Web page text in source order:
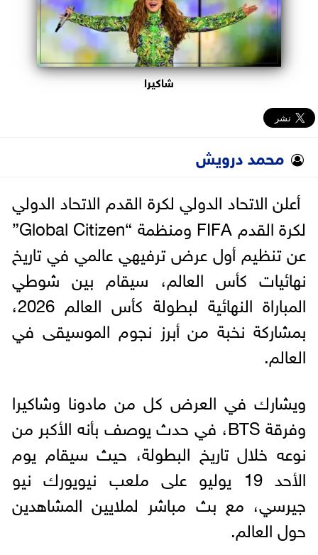
شاكيرا
محمد درويش
أعلن الاتحاد الدولي لكرة القدم الاتحاد الدولي
لكرة القدم FIFA ومنظمة “Global Citizen”
عن تنظيم أول عرض ترفيهي عالمي في تاريخ
نهائيات كأس العالم، سيقام بين شوطي
المباراة النهائية لبطولة كأس العالم 2026،
بمشاركة نخبة من أبرز نجوم الموسيقى في
العالم.
ويشارك في العرض كل من مادونا وشاكيرا
وفرقة BTS، في حدث يوصف بأنه الأكبر من
نوعه خلال تاريخ البطولة، حيث سيقام يوم
الأحد 19 يوليو على ملعب نيويورك نيو
جيرسي، مع بث مباشر لملايين المشاهدين
حول العالم.